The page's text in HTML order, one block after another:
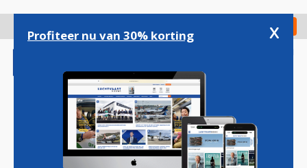
gaan
Check in
Magazine Podcasts Vacatures
Profiteer nu van 30% korting x